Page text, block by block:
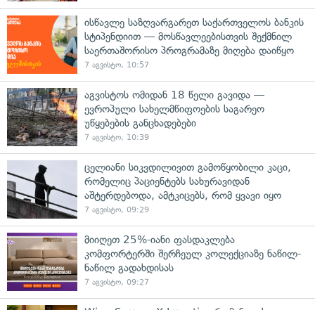
ისწავლე საზღვარგარეთ საქართველოს ბანკის
სტიპენდიით — მოსწავლეებისთვის შექმნილ
საერთაშორისო პროგრამაზე მიღება დაიწყო
7 აგვისტო, 10:57
აგვისტოს ომიდან 18 წელი გავიდა —
ევროპული სახელმწიფოების საგარეო
უწყებების განცხადებები
7 აგვისტო, 10:39
ცელიანი სიკვდილივით გამოწყობილი კაცი,
რომელიც პაციენტებს სახურავიდან
აშტერდებოდა, ამტკიცებს, რომ ყვავი იყო
7 აგვისტო, 09:29
მიიღეთ 25%-იანი ფასდაკლება
კომფორტერში შერჩეულ კოლექციაზე ნაწილ-
ნაწილ გადახდისას
7 აგვისტო, 09:27